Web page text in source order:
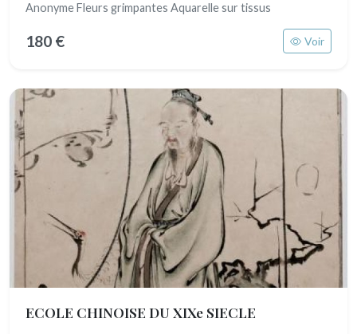
Anonyme Fleurs grimpantes Aquarelle sur tissus
180 € Voir
ECOLE CHINOISE DU XIXe SIECLE